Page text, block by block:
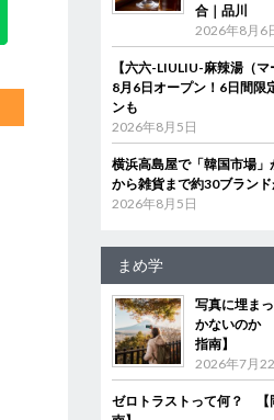
合｜品川
2026年8月6
【六六-LIULIU-麻辣湯（
8月6日オープン！6日間限
ンも
2026年8月5日
横浜高島屋で「韓国市場
から雑貨まで約30ブラン
2026年8月5日
まめ学
写真に埋ま
かないのか
指南】
2026年7月
ゼロトラストって何？ 【